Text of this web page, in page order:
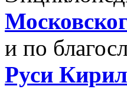
и по
Руси